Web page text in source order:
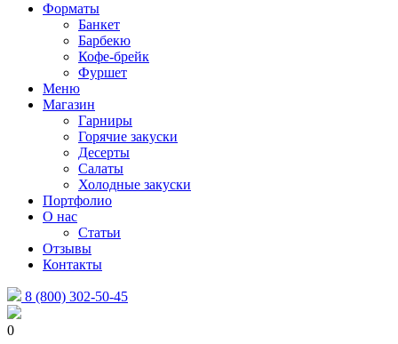
Форматы
Банкет
Барбекю
Кофе-брейк
Фуршет
Меню
Магазин
Гарниры
Горячие закуски
Десерты
Салаты
Холодные закуски
Портфолио
О нас
Статьи
Отзывы
Контакты
8 (800) 302-50-45
0